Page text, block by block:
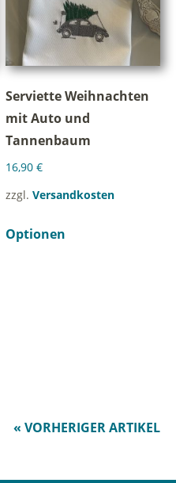
Serviette Weihnachten
mit Auto und
Tannenbaum
16,90€
zzgl.Versandkosten
Optionen
« VORHERIGER ARTIKEL